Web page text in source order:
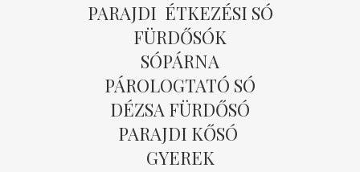
PARAJDI ÉTKEZÉSI SÓ
FÜRDŐSÓK
SÓPÁRNA
PÁROLOGTATÓ SÓ
DÉZSA FÜRDŐSÓ
PARAJDI KŐSÓ
GYEREK